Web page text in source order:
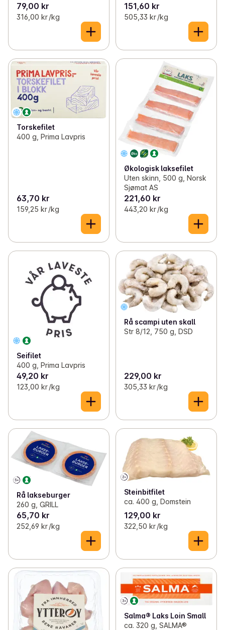
79,00 kr
316,00 kr /kg
151,60 kr
505,33 kr /kg
Torskefilet
400 g, Prima Lavpris
63,70 kr
159,25 kr /kg
Økologisk laksefilet
Uten skinn, 500 g, Norsk
Sjømat AS
221,60 kr
443,20 kr /kg
Seifilet
400 g, Prima Lavpris
49,20 kr
123,00 kr /kg
Rå scampi uten skall
Str 8/12, 750 g, DSD
229,00 kr
305,33 kr /kg
Rå lakseburger
260 g, GRILL
65,70 kr
252,69 kr /kg
Steinbitfilet
ca. 400 g, Domstein
129,00 kr
322,50 kr /kg
Salma® Laks Loin Small
ca. 320 g, SALMA®